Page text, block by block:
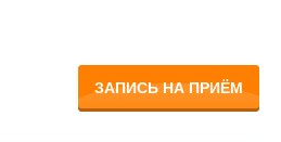
ЗАПИСЬ НА ПРИЁМ